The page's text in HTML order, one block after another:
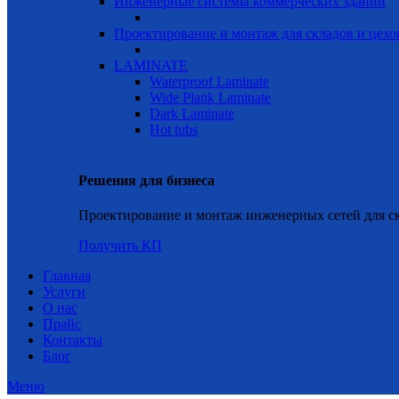
Проектирование и монтаж для складов и
LAMINATE
Waterproof Laminate
Wide Plank Laminate
Dark Laminate
Hot tubs
Решения для бизнеса
Проектирование и монтаж инженерных сетей для
Получить КП
Главная
Услуги
О нас
Прайс
Контакты
Блог
Меню